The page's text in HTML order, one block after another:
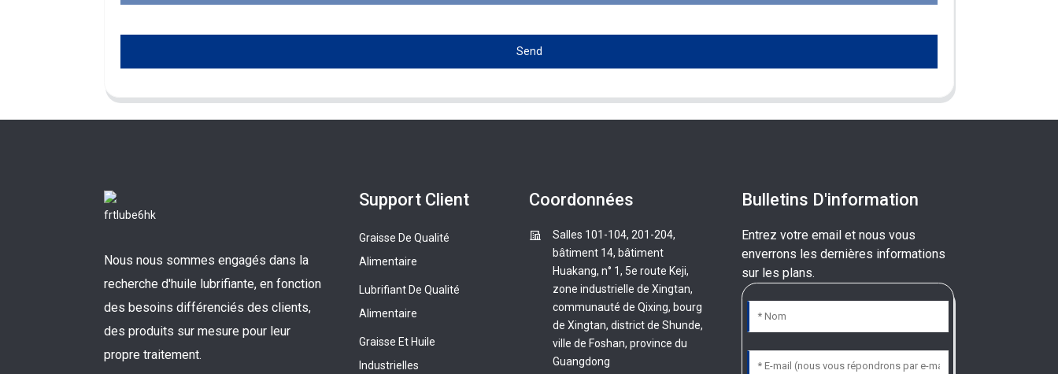
Send
Nous nous sommes engagés dans la
recherche d'huile lubrifiante, en fonction
des besoins différenciés des clients,
des produits sur mesure pour leur
propre traitement.
Support Client
Graisse De Qualité
Alimentaire
Lubrifiant De Qualité
Alimentaire
Graisse Et Huile
Industrielles
Coordonnées
Salles 101-104, 201-204,
bâtiment 14, bâtiment
Huakang, n° 1, 5e route Keji,
zone industrielle de Xingtan,
communauté de Qixing, bourg
de Xingtan, district de Shunde,
ville de Foshan, province du
Guangdong
Bulletins D'information
Entrez votre email et nous vous
enverrons les dernières informations
sur les plans.